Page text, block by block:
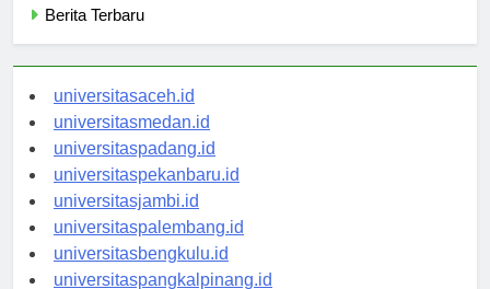
universitasaceh.id
universitasmedan.id
universitaspadang.id
universitaspekanbaru.id
universitasjambi.id
universitaspalembang.id
universitasbengkulu.id